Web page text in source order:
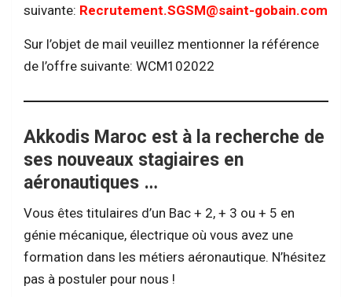
suivante: Recrutement.SGSM@saint-gobain.com
Sur l’objet de mail veuillez mentionner la référence
de l’offre suivante: WCM102022
Akkodis Maroc est à la recherche de
ses nouveaux stagiaires en
aéronautiques …
Vous êtes titulaires d’un Bac + 2, + 3 ou + 5 en
génie mécanique, électrique où vous avez une
formation dans les métiers aéronautique. N’hésitez
pas à postuler pour nous !